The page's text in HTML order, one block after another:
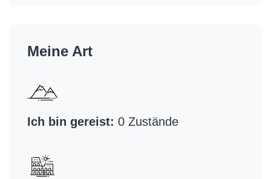
Meine Art
Ich bin gereist: 0 Zustände